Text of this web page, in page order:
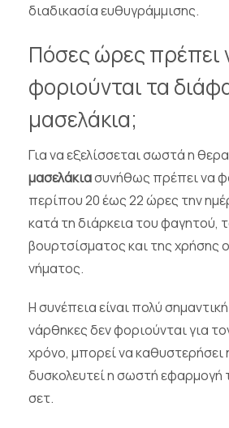
διαδικασία ευθυγράμμισης.
Πόσες ώρες πρέπει
φοριούνται τα
μασελάκια;
Για να εξελίσσεται σωστά η
μασελάκιασυνήθως πρέπει να
περίπου 20 έως 22 ώρες την
κατά τη διάρκεια του φαγητού,
βουρτσίσματος και της χρήσης
νήματος.
Η συνέπεια είναι πολύ
νάρθηκες δεν φοριούνται για
χρόνο, μπορεί να καθυστερήσει
δυσκολευτεί η σωστή εφαρμογή
σετ.